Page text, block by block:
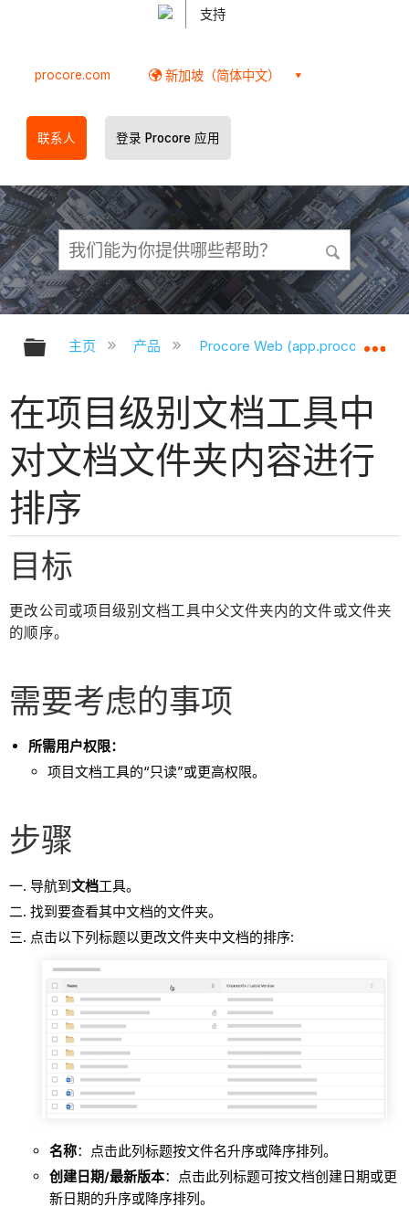
支持
procore.com 新加坡（简体中文）
联系人 登录 Procore 应用
扩展/隐缩全局层次
主页 产品 Procore Web
在项目级别文档工具中
对文档文件夹内容进行
排序
目标
更改公司或项目级别文档工具中父文件夹内的文件或文件夹
的顺序。
需要考虑的事项
所需用户权限：
项目文档工具的“只读”或更高权限。
步骤
导航到 文档工具。
找到要查看其中文档的文件夹。
点击以下列标题以更改文件夹中文档的排序:
名称：点击此列标题按文件名升序或降序排列。
创建日期/最新版本： 点击此列标题可按文档创建日期或更
新日期的升序或降序排列。